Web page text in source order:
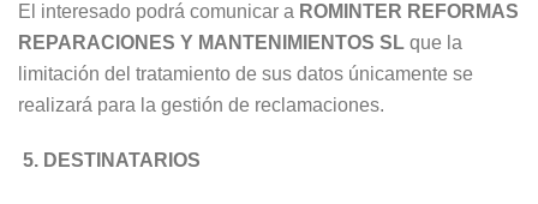
El interesado podrá comunicar a ROMINTER REFORMAS
REPARACIONES Y MANTENIMIENTOS SL que la
limitación del tratamiento de sus datos únicamente se
realizará para la gestión de reclamaciones.
5. DESTINATARIOS